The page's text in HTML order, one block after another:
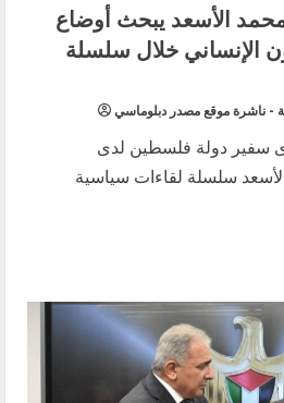
الأسعد يبحث أوضاع
الإنساني خلال سلسلة
- ناشرة موقع مصدر دبلوماسي
سفير دولة فلسطين لدى
الأسعد سلسلة لقاءات سياسية